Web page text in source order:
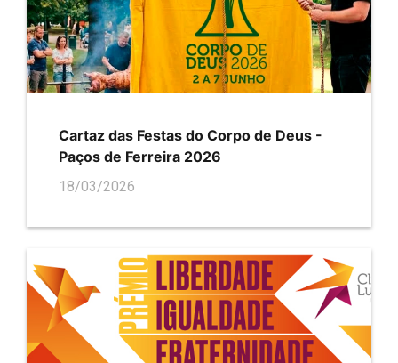
Cartaz das Festas do Corpo de Deus -
Paços de Ferreira 2026
18/03/2026